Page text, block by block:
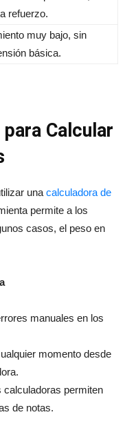
refuerzo.
muy bajo, sin
básica.
Calcular
una calculadora de
permite a los
casos, el peso en
manuales en los
momento desde
calculadoras permiten
de notas.